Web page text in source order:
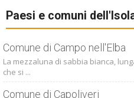
Paesi e comuni
Comune di Campo nell'Elba
La mezzaluna di sabbia bianca,
che si ...
Comune di Capoliveri